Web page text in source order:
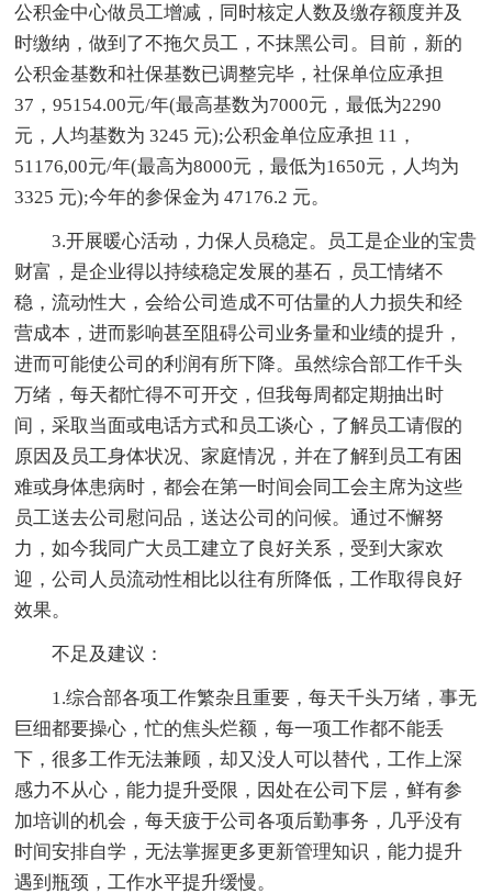
公积金中心做员工增减，同时核定人数及缴存额度并及
时缴纳，做到了不拖欠员工，不抹黑公司。目前，新的
公积金基数和社保基数已调整完毕，社保单位应承担
37，95154.00元/年(最高基数为7000元，最低为2290
元，人均基数为 3245 元);公积金单位应承担 11，
51176,00元/年(最高为8000元，最低为1650元，人均为
3325 元);今年的参保金为 47176.2 元。
3.开展暖心活动，力保人员稳定。员工是企业的宝贵
财富，是企业得以持续稳定发展的基石，员工情绪不
稳，流动性大，会给公司造成不可估量的人力损失和经
营成本，进而影响甚至阻碍公司业务量和业绩的提升，
进而可能使公司的利润有所下降。虽然综合部工作千头
万绪，每天都忙得不可开交，但我每周都定期抽出时
间，采取当面或电话方式和员工谈心，了解员工请假的
原因及员工身体状况、家庭情况，并在了解到员工有困
难或身体患病时，都会在第一时间会同工会主席为这些
员工送去公司慰问品，送达公司的问候。通过不懈努
力，如今我同广大员工建立了良好关系，受到大家欢
迎，公司人员流动性相比以往有所降低，工作取得良好
效果。
不足及建议：
1.综合部各项工作繁杂且重要，每天千头万绪，事无
巨细都要操心，忙的焦头烂额，每一项工作都不能丢
下，很多工作无法兼顾，却又没人可以替代，工作上深
感力不从心，能力提升受限，因处在公司下层，鲜有参
加培训的机会，每天疲于公司各项后勤事务，几乎没有
时间安排自学，无法掌握更多更新管理知识，能力提升
遇到瓶颈，工作水平提升缓慢。